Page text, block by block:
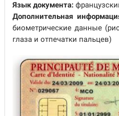
Язык документа:
Дополнительная
биометрические данные
глаза и отпечатки пальцев)